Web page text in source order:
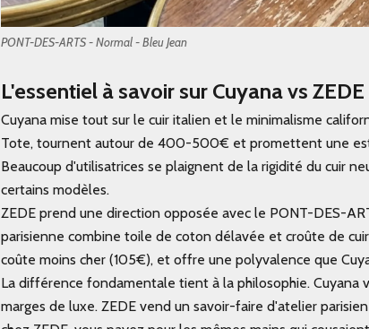
PONT-DES-ARTS - Normal - Bleu Jean
L'essentiel à savoir sur Cuyana vs ZEDE
Cuyana mise tout sur le cuir italien et le minimalisme
Tote, tournent autour de 400-500€ et promettent une
Beaucoup d'utilisatrices se plaignent de la rigidité du cuir
certains modèles.
ZEDE prend une direction opposée avec le PONT-DES-
parisienne combine toile de coton délavée et croûte de
coûte moins cher (105€), et offre une polyvalence que
La différence fondamentale tient à la philosophie. Cuyana
marges de luxe. ZEDE vend un savoir-faire d'atelier